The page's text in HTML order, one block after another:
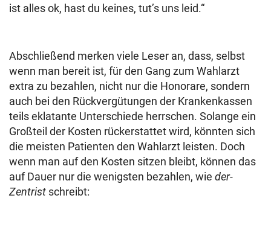
ist alles ok, hast du keines, tut’s uns leid.“
Abschließend merken viele Leser an, dass, selbst
wenn man bereit ist, für den Gang zum Wahlarzt
extra zu bezahlen, nicht nur die Honorare, sondern
auch bei den Rückvergütungen der Krankenkassen
teils eklatante Unterschiede herrschen. Solange ein
Großteil der Kosten rückerstattet wird, könnten sich
die meisten Patienten den Wahlarzt leisten. Doch
wenn man auf den Kosten sitzen bleibt, können das
auf Dauer nur die wenigsten bezahlen, wie der-
Zentrist schreibt: